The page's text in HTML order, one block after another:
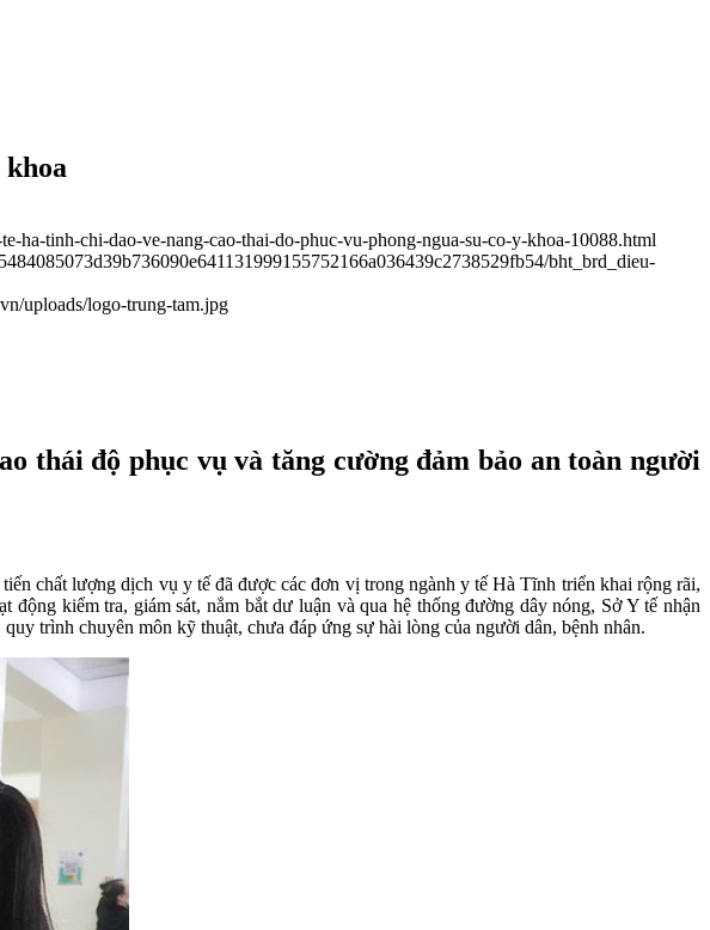
khoa
ha-tinh-chi-dao-ve-nang-cao-thai-do-phuc-vu-phong-ngua-su-co-y-khoa-10088.html
bht_brd_dieu-
uploads/logo-trung-tam.jpg
thái độ phục vụ và tăng cường đảm bảo an toàn người
chất lượng dịch vụ y tế đã được các đơn vị trong ngành y tế Hà Tĩnh triển khai rộng rãi,
kiểm tra, giám sát, nắm bắt dư luận và qua hệ thống đường dây nóng, Sở Y tế nhận
trình chuyên môn kỹ thuật, chưa đáp ứng sự hài lòng của người dân, bệnh nhân.